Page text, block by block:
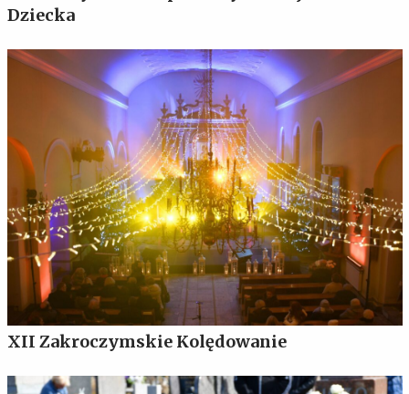
Dziecka
XII Zakroczymskie Kolędowanie